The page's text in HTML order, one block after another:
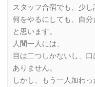
スタッフ合宿でも、少し
何をやるにしても、自
と思います。
人間一人には、
目は二つしかないし、
ありません。
しかし、もう一人加わ